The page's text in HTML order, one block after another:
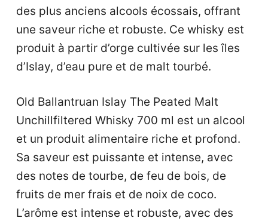
des plus anciens alcools écossais, offrant
une saveur riche et robuste. Ce whisky est
produit à partir d’orge cultivée sur les îles
d’Islay, d’eau pure et de malt tourbé.
Old Ballantruan Islay The Peated Malt
Unchillfiltered Whisky 700 ml est un alcool
et un produit alimentaire riche et profond.
Sa saveur est puissante et intense, avec
des notes de tourbe, de feu de bois, de
fruits de mer frais et de noix de coco.
L’arôme est intense et robuste, avec des